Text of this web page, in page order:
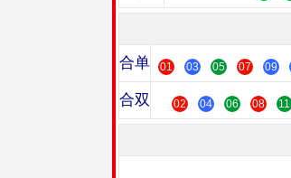
合单 01 03 05 07 09
合双 02 04 06 08 11